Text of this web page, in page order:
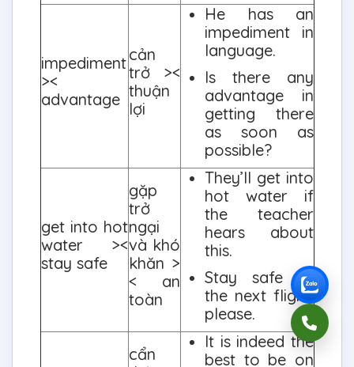
impediment
><
advantage
cản
trở ><
thuận
lợi
He has an
impediment in
language.
Is there any
advantage in
getting there
as soon as
possible?
get into hot
water ><
stay safe
gặp
trở
ngại
và khó
khăn >
< an
toàn
They’ll get into
hot water if
the teacher
hears about
this.
Stay safe till
the next flight,
please.
cẩn
It is indeed the
best to be on